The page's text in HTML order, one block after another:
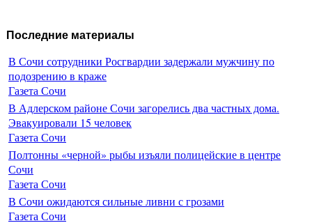
Последние материалы
В Сочи сотрудники Росгвардии задержали мужчину по
подозрению в краже
Газета Сочи
В Адлерском районе Сочи загорелись два частных дома.
Эвакуировали 15 человек
Газета Сочи
Полтонны «черной» рыбы изъяли полицейские в центре
Сочи
Газета Сочи
В Сочи ожидаются сильные ливни с грозами
Газета Сочи